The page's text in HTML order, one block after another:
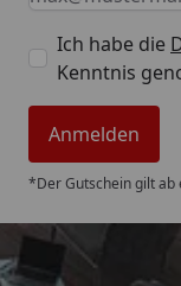
Ich habe die
Kenntnis
Anmelden
*Der Gutschein gilt ab